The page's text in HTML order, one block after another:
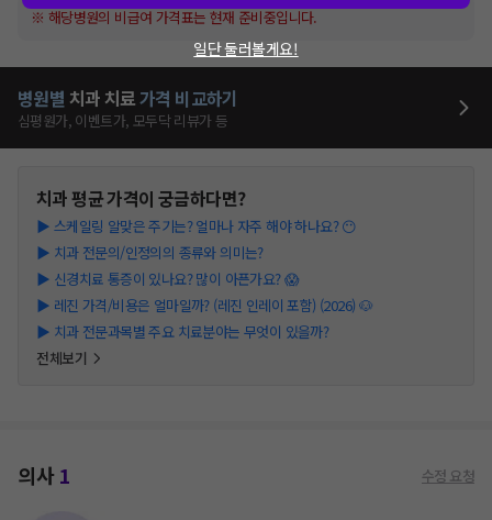
※ 해당병원의 비급여 가격표는 현재 준비중입니다.
병원별 치과 치료가격 비교하기
심평원가, 이벤트가, 모두닥 리뷰가 등
치과평균 가격이 궁금하다면?
▶ 스케일링 알맞은 주기는? 얼마나 자주 해야 하나요? 😶
▶ 치과 전문의/인정의의 종류와 의미는?
▶ 신경치료 통증이 있나요? 많이 아픈가요? 😱
▶ 레진 가격/비용은 얼마일까? (레진 인레이 포함) (2026) 🐶
▶ 치과 전문과목별 주요 치료분야는 무엇이 있을까?
전체보기
의사1 수정 요청
일단 둘러볼게요!